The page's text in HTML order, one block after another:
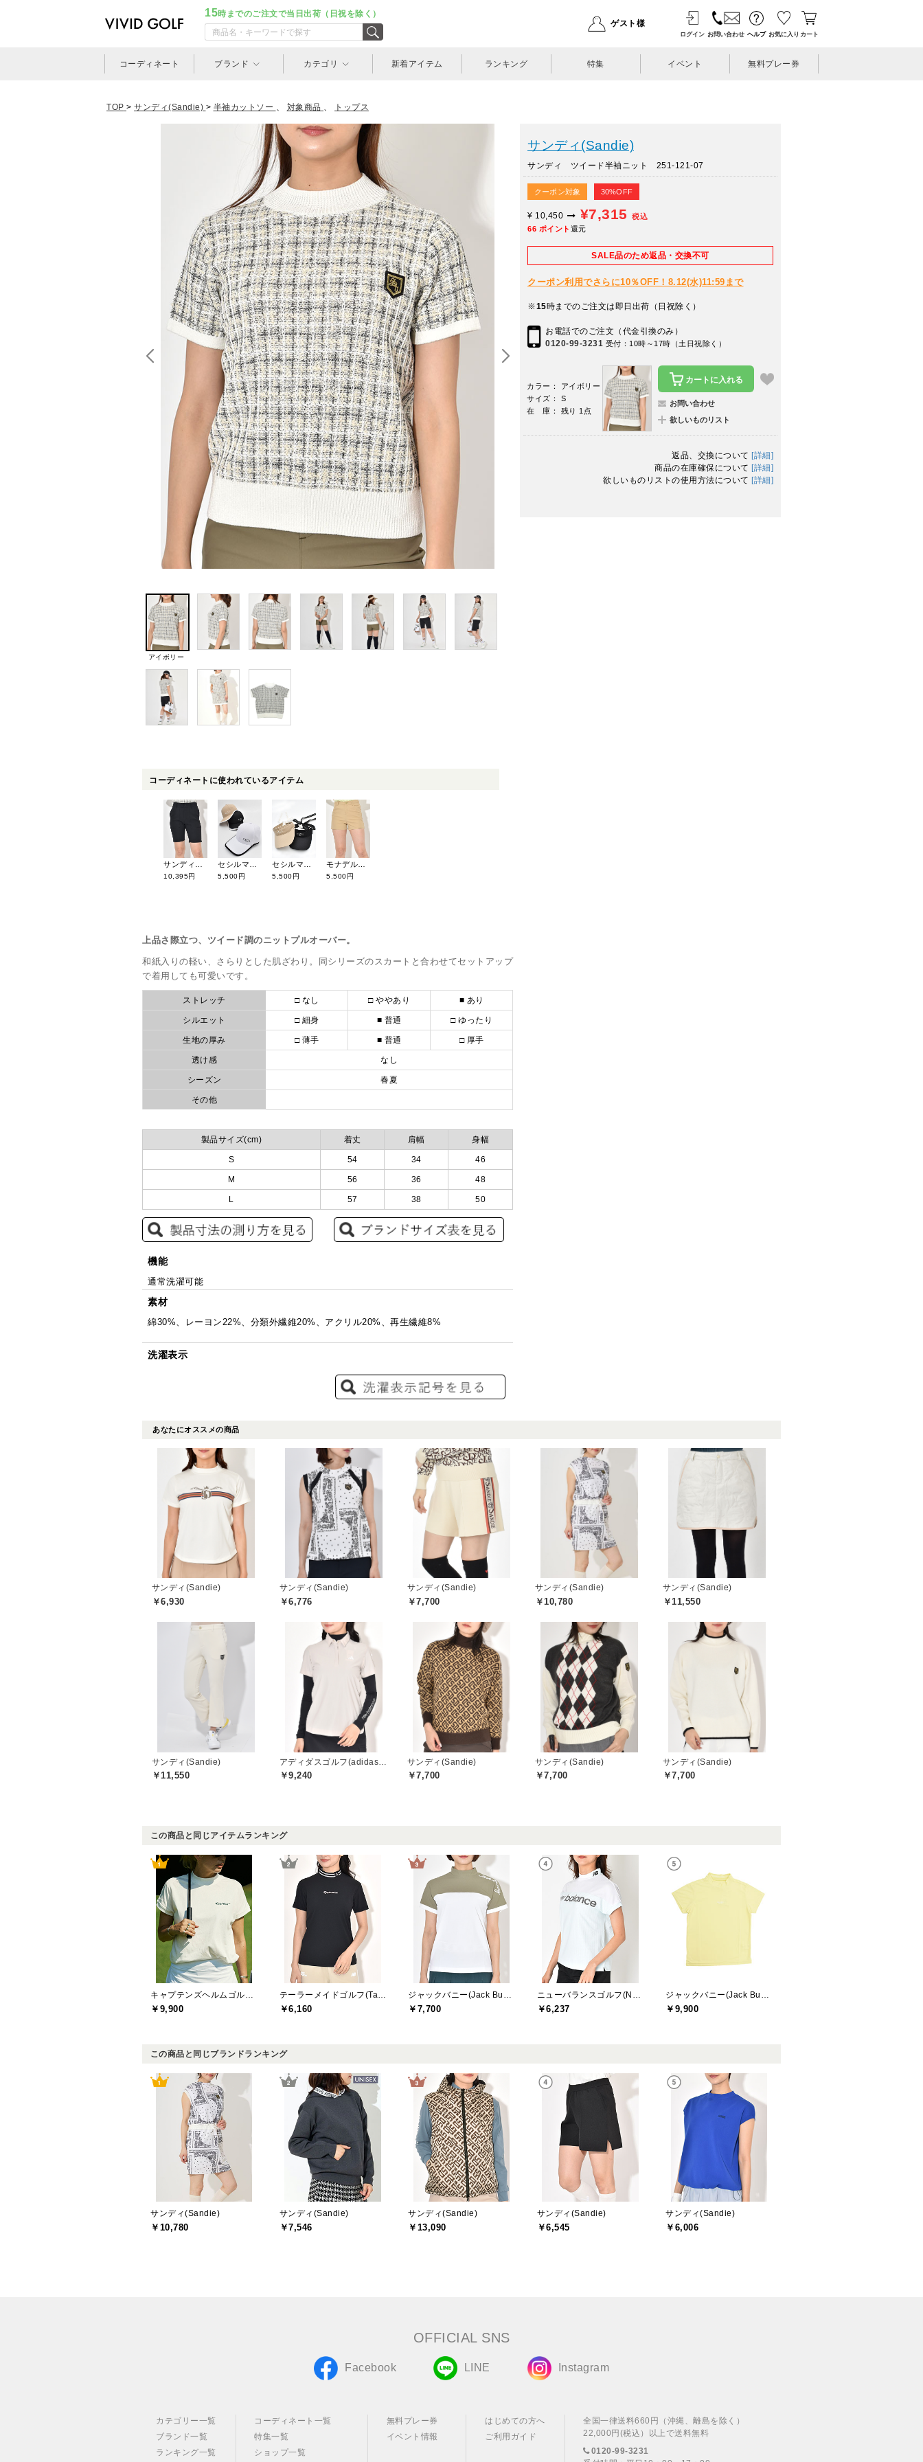
15時までのご注文で当日出荷（日祝を除く）
ゲスト様
ログイン お問い合わせ ヘルプ お気に入り カート
コーディネート ブランド カテゴリ 新着アイテム ランキング 特集 イベント 無料プレー券
TOP > サンディ(Sandie) > 半袖カットソー 、 対象商品 、 トップス
アイボリー
コーディネートに使われているアイテム
10,395円 5,500円 5,500円 5,500円
上品さ際立つ、ツイード調のニットプルオーバー。
和紙入りの軽い、さらりとした肌ざわり。同シリーズのスカートと合わせてセットアップ
で着用しても可愛いです。
ストレッチ □ なし □ ややあり ■ あり
シルエット □ 細身 ■ 普通 □ ゆったり
生地の厚み □ 薄手 ■ 普通 □ 厚手
透け感 なし
シーズン 春夏
その他
製品サイズ(cm) 着丈 肩幅 身幅
S 54 34 46
M 56 36 48
L 57 38 50
機能
通常洗濯可能
素材
綿30%、レーヨン22%、分類外繊維20%、アクリル20%、再生繊維8%
洗濯表示
サンディ(Sandie)
サンディ ツイード半袖ニット 251-121-07
クーポン対象 30%OFF
¥ 10,450 ¥7,315
税込
66 ポイント 還元
SALE品のため返品・交換不可
クーポン利用でさらに10％OFF！8.12(水)11:59まで
※15時までのご注文は即日出荷（日祝除く）
お電話でのご注文（代金引換のみ）
0120-99-3231 受付：10時～17時（土日祝除く）
カラー： アイボリー
サイズ： S
在 庫： 残り 1点
カートに入れる
お問い合わせ
欲しいものリスト
返品、交換について [詳細]
商品の在庫確保について [詳細]
欲しいものリストの使用方法について [詳細]
あなたにオススメの商品
サンディ(Sandie)
￥6,930
サンディ(Sandie)
￥6,776
サンディ(Sandie)
￥7,700
サンディ(Sandie)
￥10,780
サンディ(Sandie)
￥11,550
サンディ(Sandie)
￥11,550 ￥9,240
サンディ(Sandie)
￥7,700
サンディ(Sandie)
￥7,700
サンディ(Sandie)
￥7,700
この商品と同じアイテムランキング
￥9,900 ￥6,160 ￥7,700 ￥6,237 ￥9,900
この商品と同じブランドランキング
サンディ(Sandie)
￥10,780
サンディ(Sandie)
￥7,546
サンディ(Sandie)
￥13,090
サンディ(Sandie)
￥6,545
サンディ(Sandie)
￥6,006
OFFICIAL SNS
Facebook LINE Instagram
カテゴリー一覧
ブランド一覧
ランキング一覧
コーディネート一覧
特集一覧
ショップ一覧
無料プレー券
イベント情報
はじめての方へ
ご利用ガイド
全国一律送料660円（沖縄、離島を除く）
22,000円(税込）以上で送料無料
0120-99-3231